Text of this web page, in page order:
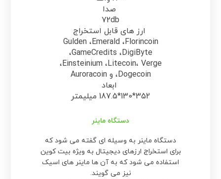
صدا
72db
ارز های قابل استخراج
Gulden ،Emerald ،Florincoin
،GameCredits ،DigiByte
،Einsteinium ،Litecoin، Verge
،Dogecoin و Auroracoin
ابعاد
352*130*187.5 میلیمتر
دستگاه ماینر
دستگاه ماینر به وسیله ای گفته می شود که
برای استخراج ارزهای دیجیتال به ویژه بیت کوین
استفاده می شود که به آن ها ماینر های اسیک
نیز می گویند.